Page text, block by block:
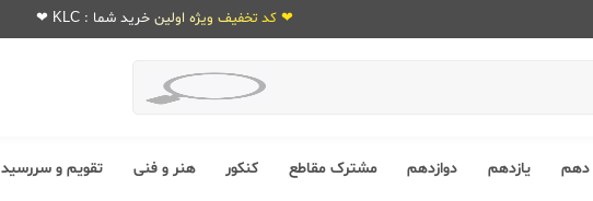
❤ کد تخفیف ویژه اولین خرید شما : KLC ❤
دهم یازدهم دوازدهم مشترک مقاطع کنکور هنر و فنی تقویم و سررسید